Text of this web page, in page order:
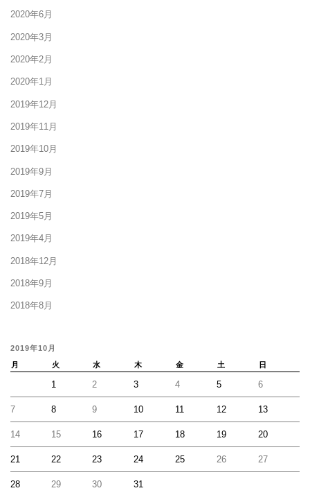
2020年6月
2020年3月
2020年2月
2020年1月
2019年12月
2019年11月
2019年10月
2019年9月
2019年7月
2019年5月
2019年4月
2018年12月
2018年9月
2018年8月
2019年10月
月
火 水 木 金 土 日
1 2 3 4 5 6
7 8 9 10 11 12 13
14 15 16 17 18 19 20
21 22 23 24 25 26 27
28 29 30 31